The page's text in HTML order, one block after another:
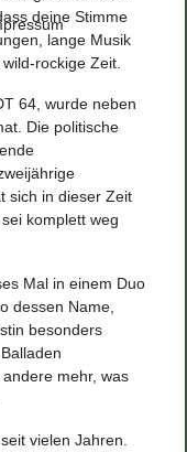
deine Stimme
lange Musik
rockige Zeit.
64, wurde neben
Die politische
sich in dieser Zeit
komplett weg
Mal in einem Duo
dessen Name,
besonders
mehr, was
vielen Jahren.